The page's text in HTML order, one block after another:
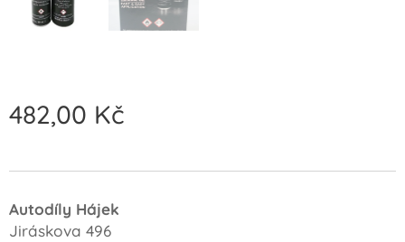
482,00 Kč
Autodíly Hájek
Jiráskova 496